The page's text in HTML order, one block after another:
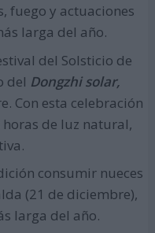
fuego y actuaciones
larga del año.
del Solsticio de
del Dongzhi solar,
Con esta celebración
horas de luz natural,
consumir nueces
(21 de diciembre),
larga del año.